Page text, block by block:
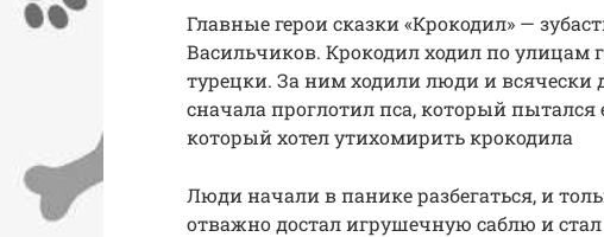
Главные герои сказки «Крокодил» —
Васильчиков. Крокодил ходил по улицам
турецки. За ним ходили люди и всячески
сначала проглотил пса, который пытался
который хотел утихомирить крокодила
Люди начали в панике разбегаться, и
отважно достал игрушечную саблю и стал